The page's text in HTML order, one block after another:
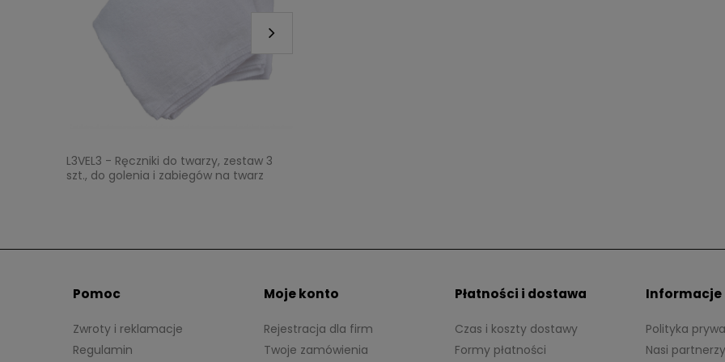
L3VEL3 - Ręczniki do twarzy, zestaw 3
szt., do golenia i zabiegów na twarz
Pomoc
Zwroty i reklamacje
Regulamin
Moje konto
Rejestracja dla firm
Twoje zamówienia
Płatności i dostawa
Czas i koszty dostawy
Formy płatności
Informacje
Polityka
Nasi